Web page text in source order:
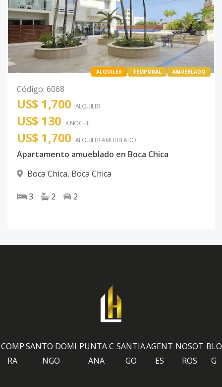
ALQUILER TEMPORAL AMUEBLADO
Código: 6068
US$ 1,700 ALQUILER
US$ 130 X NOCHE
US$ 1,700 ALQUILERAMUEBLADO
Apartamento amueblado en Boca Chica
Boca Chica, Boca Chica
3 2 2
COMP
RA
SANTO DOMI
NGO
PUNTA C
ANA
SANTIA
GO
AGENT
ES
NOSOT
ROS
BLO
G